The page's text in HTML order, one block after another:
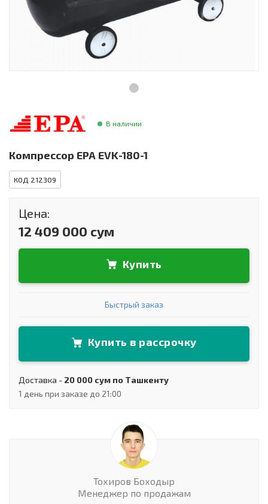
Инструменты и техника
Товары для дома
Сантехника В наличии
Компрессор EPA EVK-180-1
КОД 212309
Цена:
12 409 000 сум
Купить
Быстрый заказ
Купить в рассрочку
Доставка - 20 000 сум по Ташкенту
1 день при заказе до 21:00
Тохиров Боходыр
Менеджер по продажам